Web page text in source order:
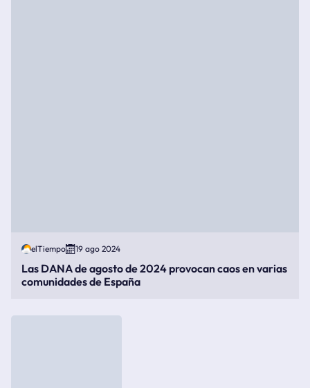
elTiempo 19 ago 2024
Las DANA de agosto de 2024 provocan caos en varias
comunidades de España